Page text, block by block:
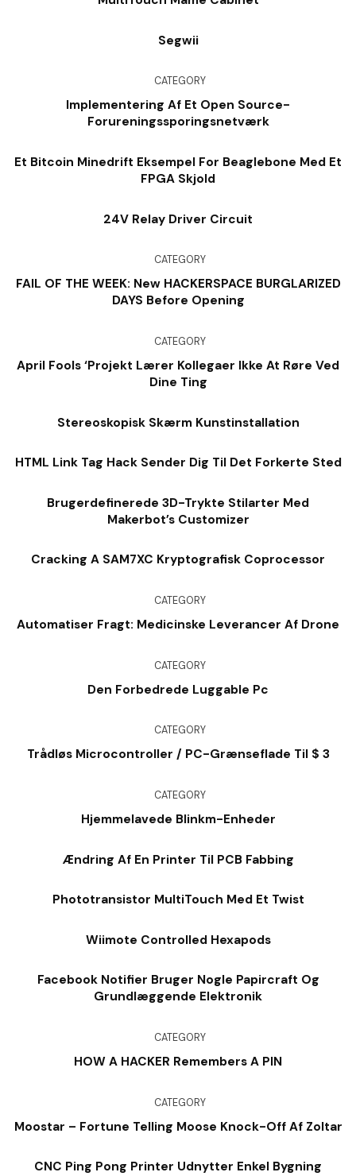
Segwii
CATEGORY
Implementering Af Et Open Source-
Forureningssporingsnetværk
Et Bitcoin Minedrift Eksempel For Beaglebone Med Et
FPGA Skjold
24V Relay Driver Circuit
CATEGORY
FAIL OF THE WEEK: New HACKERSPACE BURGLARIZED
DAYS Before Opening
CATEGORY
April Fools ‘Projekt Lærer Kollegaer Ikke At Røre Ved
Dine Ting
Stereoskopisk Skærm Kunstinstallation
HTML Link Tag Hack Sender Dig Til Det Forkerte Sted
Brugerdefinerede 3D-Trykte Stilarter Med
Makerbot’s Customizer
Cracking A SAM7XC Kryptografisk Coprocessor
CATEGORY
Automatiser Fragt: Medicinske Leverancer Af Drone
CATEGORY
Den Forbedrede Luggable Pc
CATEGORY
Trådløs Microcontroller / PC-Grænseflade Til $ 3
CATEGORY
Hjemmelavede Blinkm-Enheder
Ændring Af En Printer Til PCB Fabbing
Phototransistor MultiTouch Med Et Twist
Wiimote Controlled Hexapods
Facebook Notifier Bruger Nogle Papircraft Og
Grundlæggende Elektronik
CATEGORY
HOW A HACKER Remembers A PIN
CATEGORY
Moostar – Fortune Telling Moose Knock-Off Af Zoltar
CNC Ping Pong Printer Udnytter Enkel Bygning